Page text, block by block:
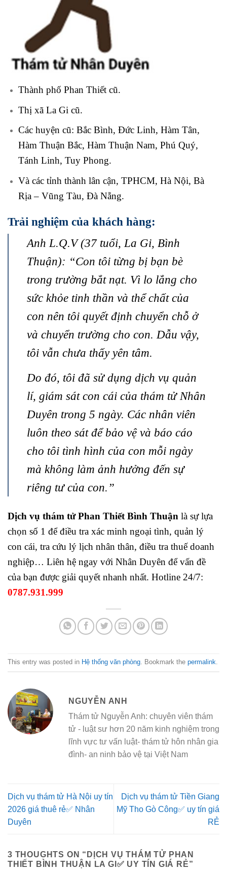
Thành phố Phan Thiếtcũ.
Thị xã La Gi cũ.
Các huyện cũ: Bắc Bình, Đức Linh, Hàm Tân,
Hàm Thuận Bắc, Hàm Thuận Nam, Phú Quý,
Tánh Linh, Tuy Phong.
Và các tỉnh thành lân cận, TPHCM, Hà Nội, Bà
Rịa – Vũng Tàu, Đà Nẵng.
Trải nghiệm của khách hàng:
Anh L.Q.V (37 tuổi, La Gi, Bình
Thuận): “Con tôi từng bị bạn bè
trong trường bắt nạt. Vì lo lắng cho
sức khỏe tinh thần và thể chất của
con nên tôi quyết định chuyển chỗ ở
và chuyển trường cho con. Dẫu vậy,
tôi vẫn chưa thấy yên tâm.
Do đó, tôi đã sử dụng dịch vụ quản
lí, giám sát con cái của thám tử Nhân
Duyên trong 5 ngày. Các nhân viên
luôn theo sát để bảo vệ và báo cáo
cho tôi tình hình của con mỗi ngày
mà không làm ảnh hưởng đến sự
riêng tư của con.”
Dịch vụ thám tử Phan Thiết Bình Thuận là sự lựa
chọn số 1 để điều tra xác minh ngoại tình, quản lý
con cái, tra cứu lý lịch nhân thân, điều tra thuế doanh
nghiệp… Liên hệ ngay với Nhân Duyên để vấn đề
của bạn được giải quyết nhanh nhất. Hotline 24/7:
0787.931.999
This entry was posted in Hệ thống văn phòng. Bookmark the permalink.
NGUYỄN ANH
Thám tử Nguyễn Anh: chuyên viên thám
tử - luật sư hơn 20 năm kinh nghiệm trong
lĩnh vực tư vấn luật- thám tử hôn nhân gia
đình- an ninh bảo vệ tại Việt Nam
Dịch vụ thám tử Hà Nội uy tín
2026 giá thuê rẻ✅ Nhân
Duyên
Dịch vụ thám tử Tiền Giang
Mỹ Tho Gò Công✅ uy tín giá
RẺ
3 THOUGHTS ON “ DỊCH VỤ THÁM TỬ PHAN
THIẾT BÌNH THUẬN LA GI✅ UY TÍN GIÁ RẺ”